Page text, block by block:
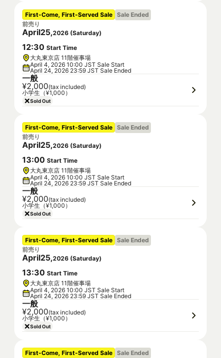
First-Come, First-Served Sale Sale Ended
前売り
April25,2026 (Saturday)
12:30 Start Time
大丸東京店 11階催事場
April 4, 2026 10:00 JST Sale Start
April 24, 2026 23:59 JST Sale Ended
一般
¥2,000(tax included)
小学生（¥1,000）
Sold Out
First-Come, First-Served Sale Sale Ended
前売り
April25,2026 (Saturday)
13:00 Start Time
大丸東京店 11階催事場
April 4, 2026 10:00 JST Sale Start
April 24, 2026 23:59 JST Sale Ended
一般
¥2,000(tax included)
小学生（¥1,000）
Sold Out
First-Come, First-Served Sale Sale Ended
前売り
April25,2026 (Saturday)
13:30 Start Time
大丸東京店 11階催事場
April 4, 2026 10:00 JST Sale Start
April 24, 2026 23:59 JST Sale Ended
一般
¥2,000(tax included)
小学生（¥1,000）
Sold Out
First-Come, First-Served Sale Sale Ended